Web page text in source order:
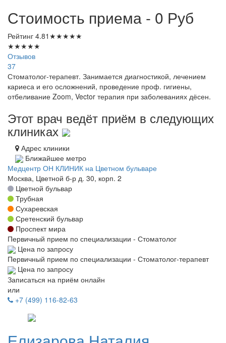
Стоимость приема - 0 Руб
Рейтинг 4.81 ★★★★★
★★★★★
Отзывов
37
Стоматолог-терапевт. Занимается диагностикой, лечением
кариеса и его осложнений, проведение проф. гигиены,
отбеливание Zoom, Vector терапия при заболеваниях дёсен.
Этот врач ведёт приём в следующих
клиниках
Адрес клиники
Ближайшее метро
Медцентр ОН КЛИНИК на Цветном бульваре
Москва, Цветной б-р д. 30, корп. 2
Цветной бульвар
Трубная
Сухаревская
Сретенский бульвар
Проспект мира
Первичный прием по специализации - Стоматолог
Цена по запросу
Первичный прием по специализации - Стоматолог-терапевт
Цена по запросу
Записаться на приём онлайн
или
+7 (499) 116-82-63